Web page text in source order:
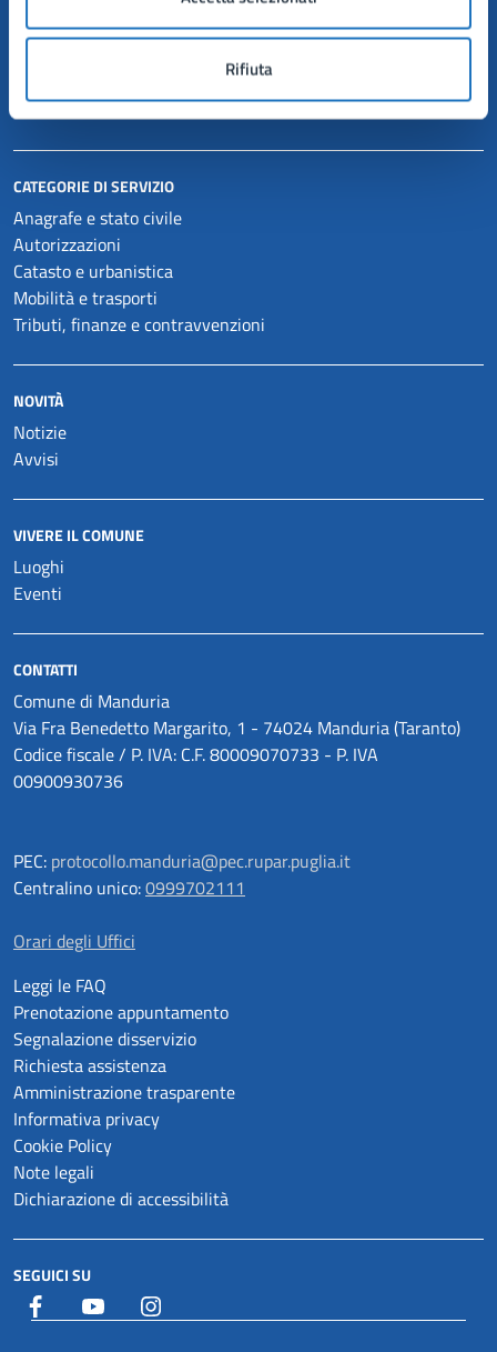
Rifiuta
Enti e fondazioni
Documenti e dati
CATEGORIE DI SERVIZIO
Anagrafe e stato civile
Autorizzazioni
Catasto e urbanistica
Mobilità e trasporti
Tributi, finanze e contravvenzioni
NOVITÀ
Notizie
Avvisi
VIVERE IL COMUNE
Luoghi
Eventi
CONTATTI
Comune di Manduria
Via Fra Benedetto Margarito, 1 - 74024 Manduria (Taranto)
Codice fiscale / P. IVA: C.F. 80009070733 - P. IVA
00900930736
PEC: protocollo.manduria@pec.rupar.puglia.it
Centralino unico:0999702111
Orari degli Uffici
Leggi le FAQ
Prenotazione appuntamento
Segnalazione disservizio
Richiesta assistenza
Amministrazione trasparente
Informativa privacy
Cookie Policy
Note legali
Dichiarazione di accessibilità
SEGUICI SU
Facebook YouTube